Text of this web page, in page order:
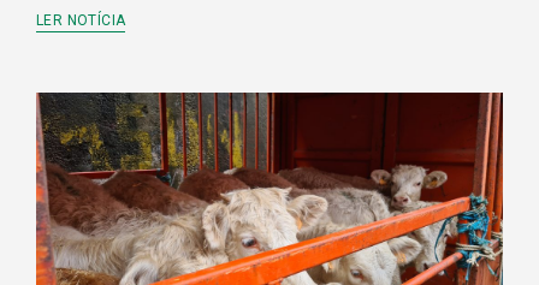
LER NOTÍCIA